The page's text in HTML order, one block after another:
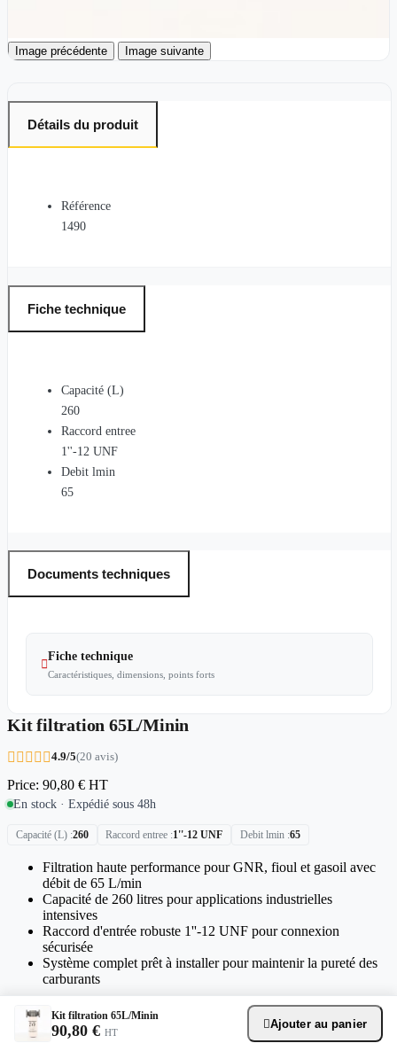
Image précédente Image suivante
Détails du produit
Référence
1490
Fiche technique
Capacité (L)
260
Raccord entree
1''-12 UNF
Debit lmin
65
Documents techniques

Fiche technique
Caractéristiques, dimensions, points forts
Kit filtration 65L/Minin
    4.9/5(20 avis)
Price: 90,80 € HT
En stock · Expédié sous 48h
Capacité (L) 260 Raccord entree 1''-12 UNF Debit lmin 65
Filtration haute performance pour GNR, fioul et gasoil avec
débit de 65 L/min
Capacité de 260 litres pour applications industrielles
intensives
Raccord d'entrée robuste 1''-12 UNF pour connexion
sécurisée
Système complet prêt à installer pour maintenir la pureté des
carburants
 
Kit filtration 65L/Minin
90,80 € HT
Ajouter au panier